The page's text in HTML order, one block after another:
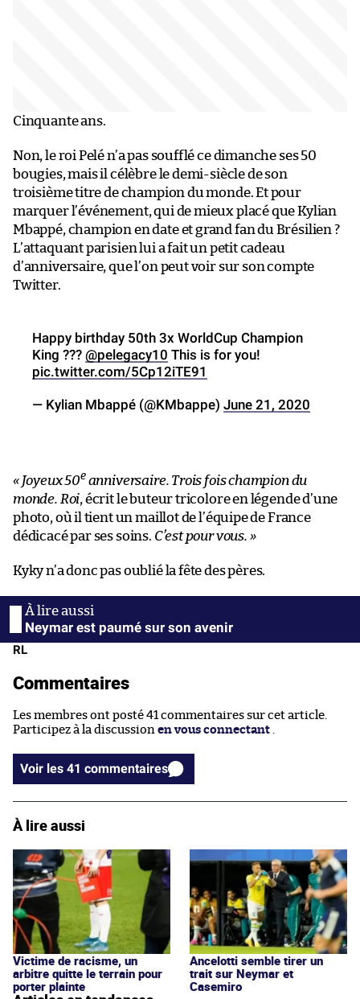
Cinquante ans.
Non, le roi Pelé n’a pas soufflé ce dimanche ses 50
bougies, mais il célèbre le demi-siècle de son
troisième titre de champion du monde. Et pour
marquer l’événement, qui de mieux placé que Kylian
Mbappé, champion en date et grand fan du Brésilien ?
L’attaquant parisien lui a fait un petit cadeau
d’anniversaire, que l’on peut voir sur son compte
Twitter.
Happy birthday 50th 3x WorldCup Champion
King ??? @pelegacy10 This is for you!
pic.twitter.com/5Cp12iTE91
— Kylian Mbappé (@KMbappe) June 21, 2020
« Joyeux 50eanniversaire. Trois fois champion du
monde. Roi, écrit le buteur tricolore en légende d’une
photo, où il tient un maillot de l’équipe de France
dédicacé par ses soins. C’est pour vous. »
Kyky n’a donc pas oublié la fête des pères.
Neymar est paumé sur son avenir
RL
Commentaires
Les membres ont posté 41 commentaires sur cet article.
Participez à la discussion en vous connectant
Voir les 41 commentaires
À lire aussi
Victime de racisme, un
arbitre quitte le terrain pour
porter plainte
Ancelotti semble tirer un
trait sur Neymar et
Casemiro